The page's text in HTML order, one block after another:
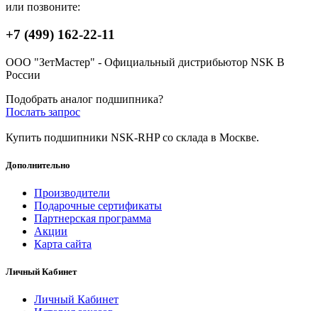
или позвоните:
+7 (499) 162-22-11
ООО "ЗетМастер" - Официальный дистрибьютор NSK В
России
Подобрать аналог подшипника?
Послать запрос
Купить подшипники NSK-RHP со склада в Москве.
Дополнительно
Производители
Подарочные сертификаты
Партнерская программа
Акции
Карта сайта
Личный Кабинет
Личный Кабинет